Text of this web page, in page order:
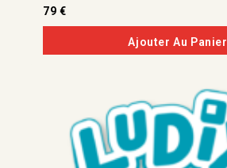
0
de
5
79 €
Ajouter Au Panier